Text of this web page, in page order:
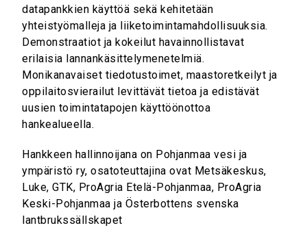
datapankkien käyttöä sekä kehitetään
yhteistyömalleja ja liiketoimintamahdollisuuksia.
Demonstraatiot ja kokeilut havainnollistavat
erilaisia lannankäsittelymenetelmiä.
Monikanavaiset tiedotustoimet, maastoretkeilyt ja
oppilaitosvierailut levittävät tietoa ja edistävät
uusien toimintatapojen käyttöönottoa
hankealueella.
Hankkeen hallinnoijana on Pohjanmaa vesi ja
ympäristö ry, osatoteuttajina ovat Metsäkeskus,
Luke, GTK, ProAgria Etelä-Pohjanmaa, ProAgria
Keski-Pohjanmaa ja Österbottens svenska
lantbrukssällskapet